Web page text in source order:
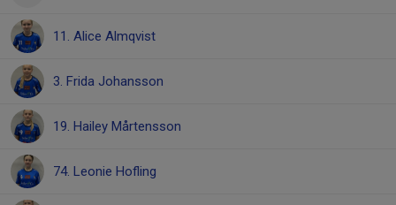
11. Alice Almqvist
3. Frida Johansson
19. Hailey Mårtensson
74. Leonie Hofling